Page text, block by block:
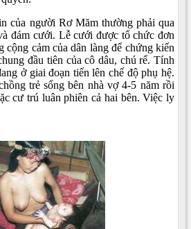
của người Rơ Măm thường phải qua
đám cưới. Lễ cưới được tổ chức đơn
cộng cảm của dân làng để chứng kiến
đầu tiên của cô dâu, chú rể. Tính
ở giai đoạn tiến lên chế độ phụ hệ.
trẻ sống bên nhà vợ 4-5 năm rồi
cư trú luân phiên cả hai bên. Việc ly